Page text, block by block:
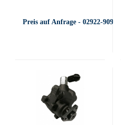
Preis auf Anfrage - 02922-909400